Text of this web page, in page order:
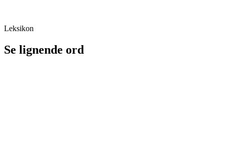
Leksikon
Se lignende ord